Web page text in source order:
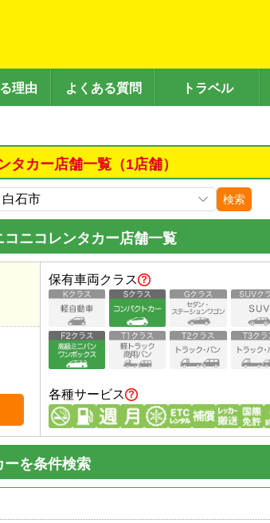
理由 よくある質問 トラベル
タカー店舗一覧（1店舗）
検索
ニコレンタカー店舗一覧
保有車両クラス
各種サービス
ーを条件検索